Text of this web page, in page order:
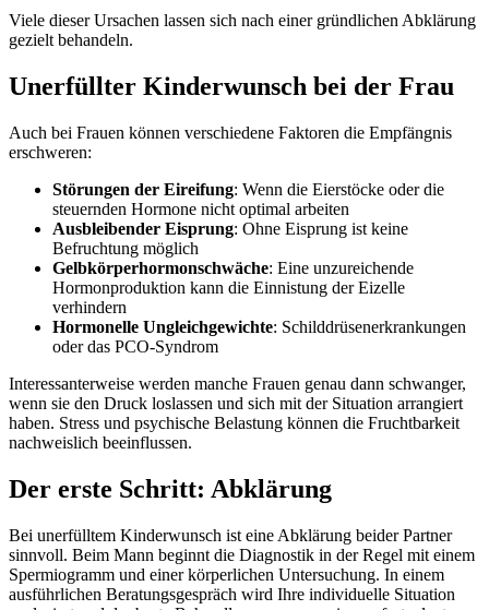
Viele dieser Ursachen lassen sich nach einer gründlichen Abklärung
gezielt behandeln.
Unerfüllter Kinderwunsch bei der Frau
Auch bei Frauen können verschiedene Faktoren die Empfängnis
erschweren:
Störungen der Eireifung: Wenn die Eierstöcke oder die
steuernden Hormone nicht optimal arbeiten
Ausbleibender Eisprung: Ohne Eisprung ist keine
Befruchtung möglich
Gelbkörperhormonschwäche: Eine unzureichende
Hormonproduktion kann die Einnistung der Eizelle
verhindern
Hormonelle Ungleichgewichte: Schilddrüsenerkrankungen
oder das PCO-Syndrom
Interessanterweise werden manche Frauen genau dann schwanger,
wenn sie den Druck loslassen und sich mit der Situation arrangiert
haben. Stress und psychische Belastung können die Fruchtbarkeit
nachweislich beeinflussen.
Der erste Schritt: Abklärung
Bei unerfülltem Kinderwunsch ist eine Abklärung beider Partner
sinnvoll. Beim Mann beginnt die Diagnostik in der Regel mit einem
Spermiogramm und einer körperlichen Untersuchung. In einem
ausführlichen Beratungsgespräch wird Ihre individuelle Situation